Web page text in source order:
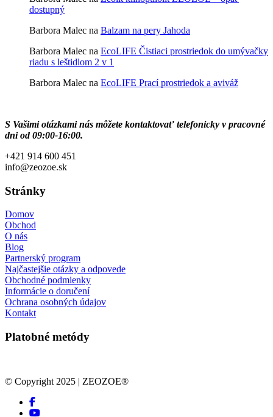
dostupný
Barbora Malec na Balzam na pery Jahoda
Barbora Malec na EcoLIFE Čistiaci prostriedok do umývačky
riadu s leštidlom 2 v 1
Barbora Malec na EcoLIFE Prací prostriedok a aviváž
S Vašimi otázkami nás môžete kontaktovať telefonicky v pracovné
dni od 09:00-16:00.
+421 914 600 451
info@zeozoe.sk
Stránky
Domov
Obchod
O nás
Blog
Partnerský program
Najčastejšie otázky a odpovede
Obchodné podmienky
Informácie o doručení
Ochrana osobných údajov
Kontakt
Platobné metódy
© Copyright 2025 | ZEOZOE®
facebook
youtube